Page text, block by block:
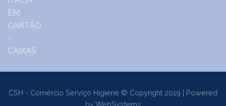
CSH - Comércio Serviço Higiene © Copyright 2019 | Powered